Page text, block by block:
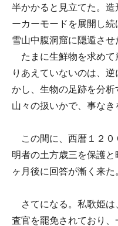
半かかると見立てた。
ーカーモードを展開し
雪山中腹洞窟に隠遁させ
たまに生鮮物を求めて
りあえていないのは、
かし、生物の足跡を分
山々の扱いかで、事なき
この間に、西暦１２０
明者の土方歳三を保護
ヶ月後に回答が漸く来た
さてになる。私歌姫は
査官を罷免されており